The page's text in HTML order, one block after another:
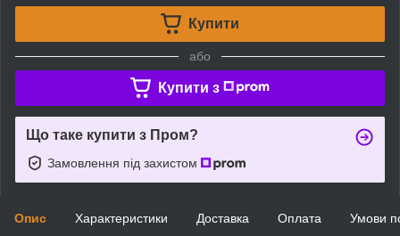
Купити
або
Купити з
Що таке купити з Пром?
Замовлення під захистом
Опис Характеристики Доставка Оплата Умови